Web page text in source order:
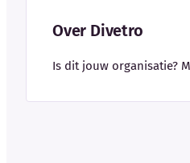
Over Divetro
Is dit jouw organisatie?